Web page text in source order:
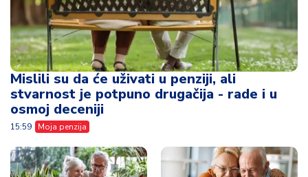
Mislili su da će uživati u penziji, ali
stvarnost je potpuno drugačija - rade i u
osmoj deceniji
15:59 Moja penzija